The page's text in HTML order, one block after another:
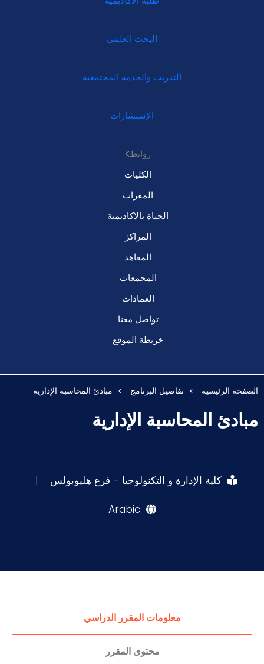
البحث العلمي
التدريب والخدمة المجتمعية
الإستشارات
روابط
الكليات
المقرات
الحياة بالأكاديمية
المراكز
المعاهد
المجمعات
العمادات
تواصل معنا
خريطة الموقع
الصفحه الرئيسيه تفاصيل البرنامج مبادئ المحاسبة الإدارية
مبادئ المحاسبة الإدارية
كلية الإدارة و التكنولوجيا - فرع هليوبولس |
Arabic
معلومات المقرر الدراسي
محتوى المقرر